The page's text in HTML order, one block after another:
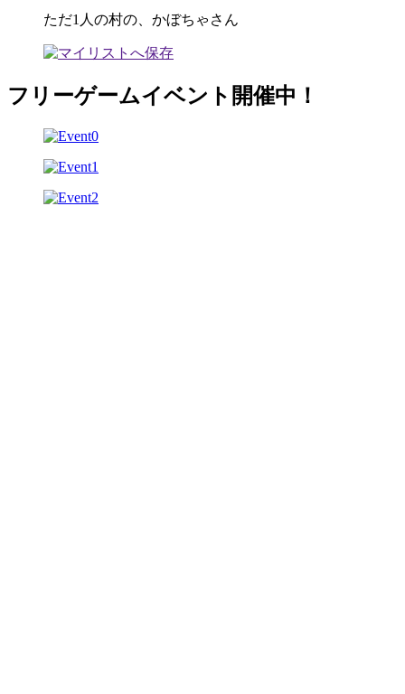
ただ1人の村の、かぼちゃさん
フリーゲームイベント開催中！